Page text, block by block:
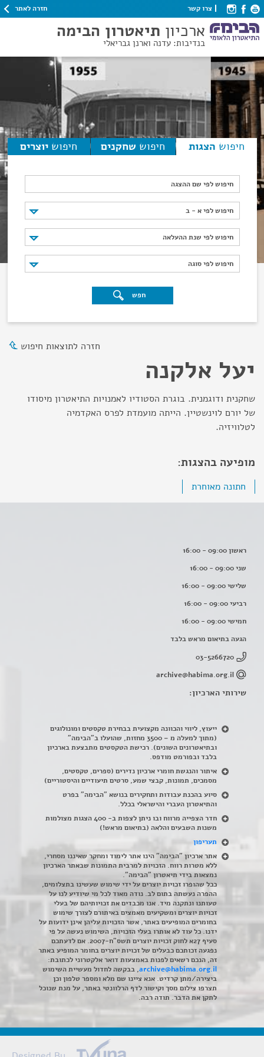
צרו קשר חזרה לאתר
ארכיון תיאטרון הבימה
בנדיבות: עדנה וארנן גבריאלי
חיפוש הצגות חיפוש שחקנים חיפוש יוצרים
חיפוש לפי שם ההצגה
חיפוש לפי א - ב
חיפוש לפי א - ב
חיפוש לפי שנת ההעלאה
חיפוש לפי שנת ההעלאה
חיפוש לפי סוגה
חיפוש לפי סוגה
חפש
חזרה לתוצאות חיפוש
יעל אלקנה
שחקנית ודוגמנית. בוגרת הסטודיו לאמנויות התיאטרון מיסודו
של יורם לוינשטיין. הייתה מועמדת לפרס האקדמיה
לטלוויזיה.
מופיעה בהצגות:
חתונה מאוחרת
ראשון 09:00 - 16:00
שני 09:00 - 16:00
שלישי 09:00 - 16:00
רביעי 09:00 - 16:00
חמישי 09:00 - 16:00
הגעה בתיאום מראש בלבד
03-5266720
archive@habima.org.il
שירותי הארכיון:
ייעוץ, ליווי והכוונה מקצועית בבחירת טקסטים ומונולוגים
(מתוך למעלה מ – 3500 מחזות, שהועלו ב"הבימה"
ובתיאטרונים השונים). רכישת הטקסטים מתבצעת בארכיון
בלבד ובפורמט מודפס.
איתור והנגשת חומרי ארכיון נדירים (ספרים, טקסטים,
מסמכים, תמונות, קבצי שמע, סרטים תיעודיים והיסטוריים)
סיוע בהכנת עבודות ותחקירים בנושא "הבימה" בפרט
והתיאטרון העברי והישראלי בכלל.
חדר הצפייה מרווח ובו ניתן לצפות ב- 400 הצגות מצולמות
משנות השבעים והלאה (בתיאום מראש!)
תעריפון
אתר ארכיון "הבימה" הינו אתר לימוד ומחקר שאיננו מסחרי,
ללא מטרות רווח. הזכויות למרבית התמונות שבאתר הארכיון
נמצאות בידי תיאטרון "הבימה".
ככל שהופרו זכויות יוצרים על ידי שימוש שעשינו בתצלומים,
ההפרה נעשתה בתום לב. נודה מאוד לכל מי שיודיע לנו על
טעותנו ונתקנה מיד. אנו מכבדים את זכויותיהם של בעלי
זכויות יוצרים ומשקיעים מאמצים באיתורם לצורך שימוש
בחומרים המופיעים באתר, אשר הזכויות עליהן אינן ידועות על
ידנו. כל עוד לא אותרו בעלי הזכויות, השימוש נעשה על פי
סעיף 27א לחוק זכויות יוצרים תשס"ח-2007. אם לדעתכם
נפגעה זכותכם כבעלים של זכויות יוצרים בחומר המופיע באתר
זה, הנכם רשאים לפנות באמצעות דואר אלקטרוני לכתובת:
archive@habima.org.il, בבקשה לחדול מעשיית השימוש
ביצירה/מתן קרדיט. אנא ציינו שם מלא ומספר טלפון וכן
תצרפו צילום מסך וקישור לדף הרלוונטי באתר, על מנת שנוכל
לתקן את הדבר. תודה רבה.